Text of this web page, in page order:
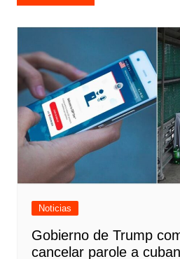
de
entradas
Noticias
Gobierno de Trump
cancelar parole a